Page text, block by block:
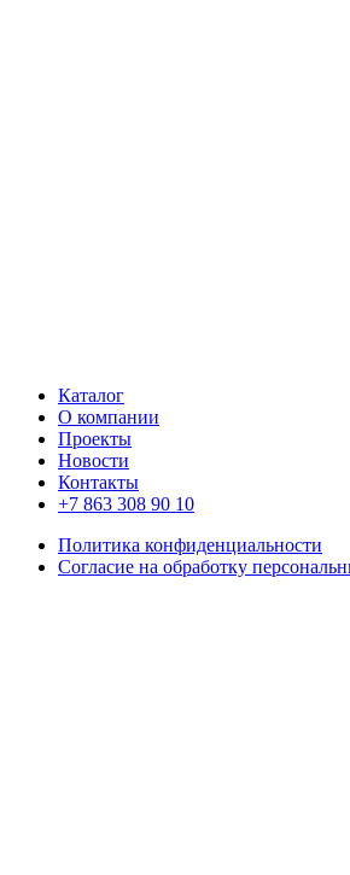
Каталог
О компании
Проекты
Новости
Контакты
+7 863 308 90 10
Политика конфиденциальности
Согласие на обработку